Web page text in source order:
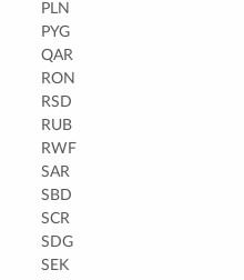
PLN
PYG
QAR
RON
RSD
RUB
RWF
SAR
SBD
SCR
SDG
SEK